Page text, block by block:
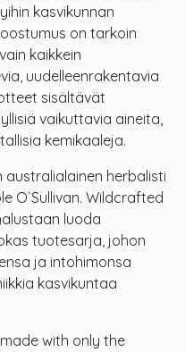
kasvikunnan
on tarkoin
kaikkein
uudelleenrakentavia
sisältävät
vaikuttavia aineita,
kemikaaleja.
herbalisti
O`Sullivan. Wildcrafted
luoda
tuotesarja, johon
ja intohimonsa
kasvikuntaa
with only the